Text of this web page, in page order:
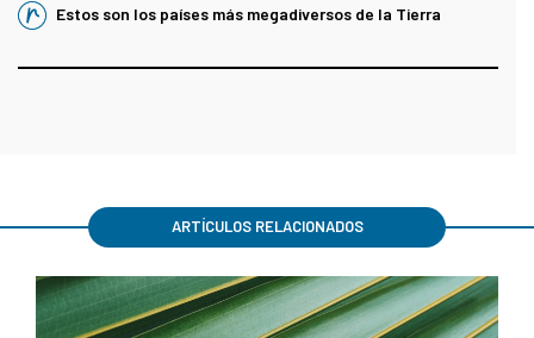
Estos son los países más megadiversos de la Tierra
ARTÍCULOS RELACIONADOS